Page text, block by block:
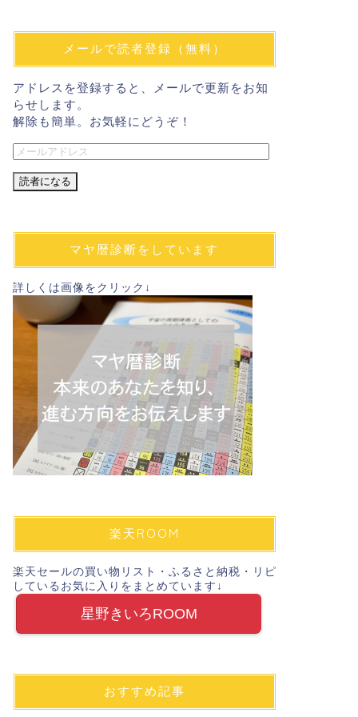
メールで読者登録（無料）
アドレスを登録すると、メールで更新をお知
らせします。
解除も簡単。お気軽にどうぞ！
メ
ル
レ
マヤ暦診断をしています
詳しくは画像をクリック↓
楽天ROOM
楽天セールの買い物リスト・ふるさと納税・リピ
しているお気に入りをまとめています↓
星野きいろROOM
おすすめ記事